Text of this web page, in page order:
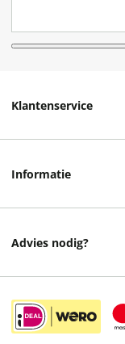
Klantenservice
Retourneren
Informatie
Cadeaukaart
Advies nodig?
Instagram